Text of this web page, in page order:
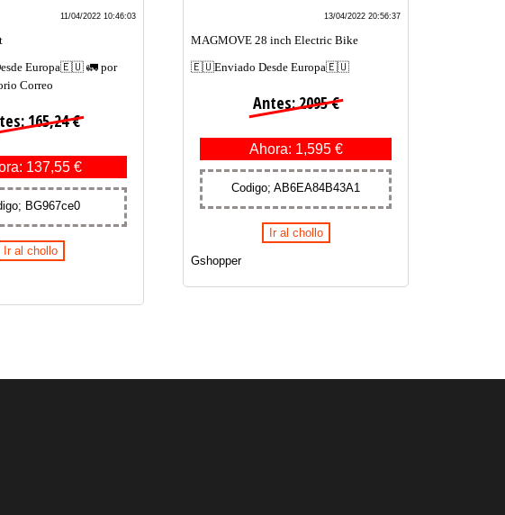
11/04/2022 10:46:03
Europa🇪🇺 🚛 por
Correo
165,24 €
137,55 €
BG967ce0
Ir al chollo
13/04/2022 20:56:37
MAGMOVE 28 inch Electric Bike
🇪🇺Enviado Desde Europa🇪🇺
Antes: 2095 €
Ahora: 1,595 €
Codigo; AB6EA84B43A1
Ir al chollo
Gshopper